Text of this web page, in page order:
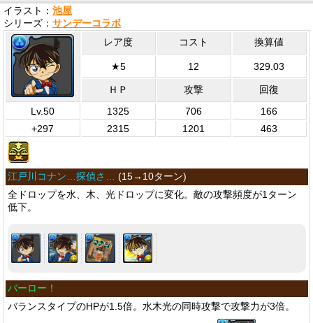
イラスト： 池屋
シリーズ： サンデーコラボ
レア度 コスト 換算値
★5 12 329.03
ＨＰ 攻撃
回復
Lv.50
1325 706
166
+297
2315 1201 463
江戸川コナン…探偵さ… (15→10ターン)
全ドロップを水、木、光ドロップに変化。敵の攻撃頻度が1ターン
低下。
バーロー！
バランスタイプのHPが1.5倍。水木光の同時攻撃で攻撃力が3倍。